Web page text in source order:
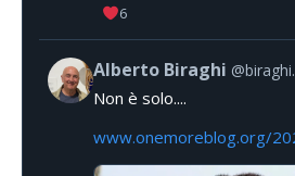
6
Alberto Biraghi
Non è solo....
www.onemoreblog.org/